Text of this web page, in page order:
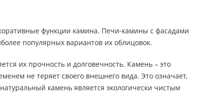
функции камина. Печи-камины с фасадами
популярных вариантов их облицовок.
их прочность и долговечность. Камень – это
не теряет своего внешнего вида. Это означает,
камень является экологически чистым